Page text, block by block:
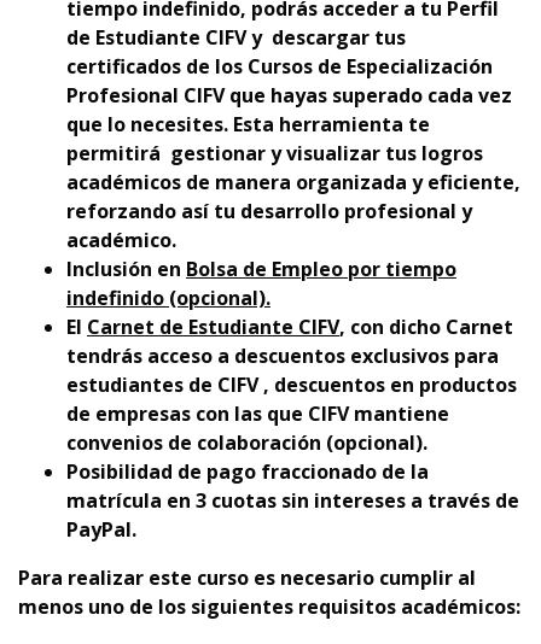
tiempo indefinido, podrás acceder a tu Perfil
de Estudiante CIFV y descargar tus
certificados de los Cursos de Especialización
Profesional CIFV que hayas superado cada vez
que lo necesites. Esta herramienta te
permitirá gestionar y visualizar tus logros
académicos de manera organizada y eficiente,
reforzando así tu desarrollo profesional y
académico.
Inclusión en Bolsa de Empleo por tiempo
indefinido (opcional).
El Carnet de Estudiante CIFV, con dicho Carnet
tendrás acceso a descuentos exclusivos para
estudiantes de CIFV , descuentos en productos
de empresas con las que CIFV mantiene
convenios de colaboración (opcional).
Posibilidad de pago fraccionado de la
matrícula en 3 cuotas sin intereses a través de
PayPal.
Para realizar este curso es necesario cumplir al
menos uno de los siguientes requisitos académicos: